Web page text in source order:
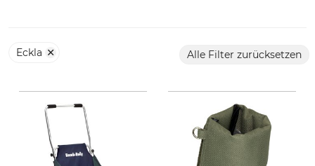
Eckla Alle Filter zurücksetzen